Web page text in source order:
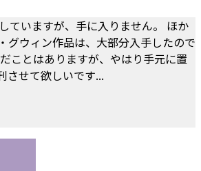
ていますが、手に入りません。 ほか
グウィン作品は、大部分入手したので
ことはありますが、やはり手元に置
させて欲しいです...